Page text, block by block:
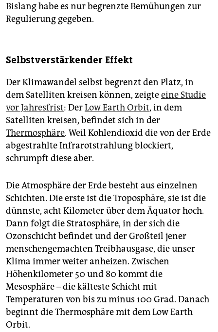
Bislang habe es nur begrenzte Bemühungen zur
Regulierung gegeben.
Selbstverstärkender Effekt
Der Klimawandel selbst begrenzt den Platz, in
dem Satelliten kreisen können, zeigteeine Studie
vor Jahresfrist: DerLow Earth Orbit, in dem
Satelliten kreisen, befindet sich in der
Thermosphäre. Weil Kohlendioxid die von der Erde
abgestrahlte Infrarotstrahlung blockiert,
schrumpft diese aber.
Die Atmosphäre der Erde besteht aus einzelnen
Schichten. Die erste ist die Troposphäre, sie ist die
dünnste, acht Kilometer über dem Äquator hoch.
Dann folgt die Stratosphäre, in der sich die
Ozonschicht befindet und der Großteil jener
menschengemachten Treibhausgase, die unser
Klima immer weiter anheizen. Zwischen
Höhenkilometer 50 und 80 kommt die
Mesosphäre – die kälteste Schicht mit
Temperaturen von bis zu minus 100 Grad. Danach
beginnt die Thermosphäre mit dem Low Earth
Orbit.